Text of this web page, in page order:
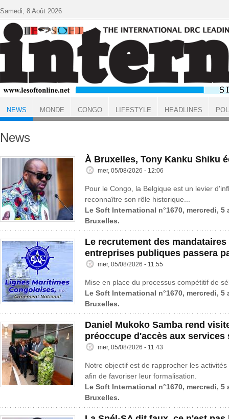
ACCUEIL
News
À Bruxelles, Tony Kanku Shiku
mer, 05/08/2026 - 12:06
Pour le Congo, la Belgique est un levier
reconnaître son rôle historique...
Le Soft International n°1670, mercredi, 5
Bruxelles.
Le recrutement des
entreprises publiques passera
mer, 05/08/2026 - 11:55
Mise en place du processus compétitif de
Le Soft International n°1670, mercredi, 5
Bruxelles.
Daniel Mukoko Samba rend
préoccupe d'accès aux services
mer, 05/08/2026 - 11:43
Notre objectif est de rapprocher les
afin de favoriser leur formalisation.
Le Soft International n°1670, mercredi, 5
Bruxelles.
Samedi, 8 Août 2026
NEWS MONDE CONGO LIFESTYLE HEADLINES